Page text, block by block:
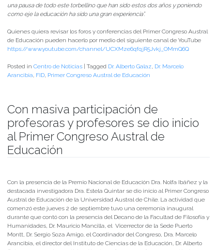
una pausa de todo este torbellino que han sido estos dos años y poniendo
como eje la educación ha sido una gran experiencia”.
Quienes quiera revisar los foros y conferencias del Primer Congreso Austral
de Educación pueden hacerlo por medio del siguiente canal de YouTube
https://www.youtube.com/channel/UCXMze6qfqjR5Jvkj_OMmQ6Q
Posted in Centro de Noticias Tagged Dr. Alberto Galaz, Dr. Marcelo
Arancibia, FID, Primer Congreso Austral de Educación
Con masiva participación de
profesoras y profesores se dio inicio
al Primer Congreso Austral de
Educación
Con la presencia de la Premio Nacional de Educación Dra. Nolfa Ibáñez y la
destacada investigadora Dra. Estela Quintar se dio inicio al Primer Congreso
Austral de Educación de la Universidad Austral de Chile. La actividad que
comenzó este jueves 2 de septiembre tuvo una ceremonia inaugural
durante que contó con la presencia del Decano de la Facultad de Filosofía y
Humanidades, Dr. Mauricio Mancilla, el Vicerrector de la Sede Puerto
Montt, Dr. Sergio Soza Amigo, el Coordinador del Congreso, Dra. Marcelo
Arancibia, el director del Instituto de Ciencias de la Educación, Dr. Alberto